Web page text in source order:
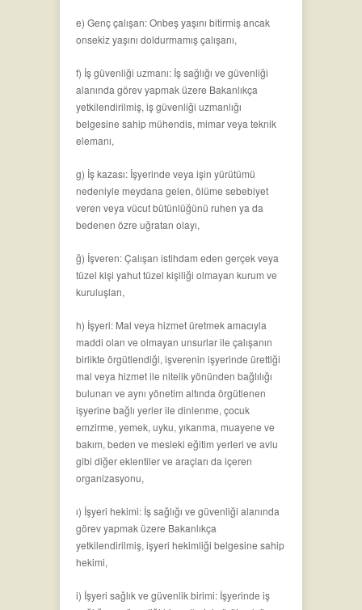
e) Genç çalışan: Onbeş yaşını bitirmiş ancak
onsekiz yaşını doldurmamış çalışanı,
f) İş güvenliği uzmanı: İş sağlığı ve güvenliği
alanında görev yapmak üzere Bakanlıkça
yetkilendirilmiş, iş güvenliği uzmanlığı
belgesine sahip mühendis, mimar veya teknik
elemanı,
g) İş kazası: İşyerinde veya işin yürütümü
nedeniyle meydana gelen, ölüme sebebiyet
veren veya vücut bütünlüğünü ruhen ya da
bedenen özre uğratan olayı,
ğ) İşveren: Çalışan istihdam eden gerçek veya
tüzel kişi yahut tüzel kişiliği olmayan kurum ve
kuruluşları,
h) İşyeri: Mal veya hizmet üretmek amacıyla
maddi olan ve olmayan unsurlar ile çalışanın
birlikte örgütlendiği, işverenin işyerinde ürettiği
mal veya hizmet ile nitelik yönünden bağlılığı
bulunan ve aynı yönetim altında örgütlenen
işyerine bağlı yerler ile dinlenme, çocuk
emzirme, yemek, uyku, yıkanma, muayene ve
bakım, beden ve mesleki eğitim yerleri ve avlu
gibi diğer eklentiler ve araçları da içeren
organizasyonu,
ı) İşyeri hekimi: İş sağlığı ve güvenliği alanında
görev yapmak üzere Bakanlıkça
yetkilendirilmiş, işyeri hekimliği belgesine sahip
hekimi,
i) İşyeri sağlık ve güvenlik birimi: İşyerinde iş